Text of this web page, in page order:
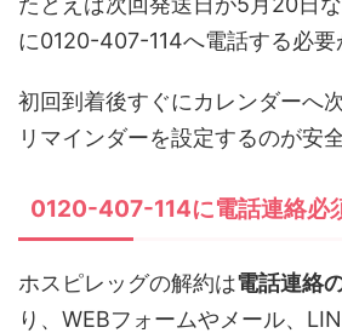
に0120-407-114へ電話する必要
初回到着後すぐにカレンダーへ
リマインダーを設定するのが安全
0120-407-114に電話連絡必
ホスピレッグの解約は電話連絡
り、WEBフォームやメール、